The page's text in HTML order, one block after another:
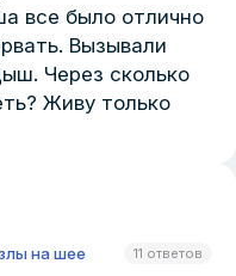
все было отлично
Вызывали
Через сколько
Живу только
на шее 11 ответов